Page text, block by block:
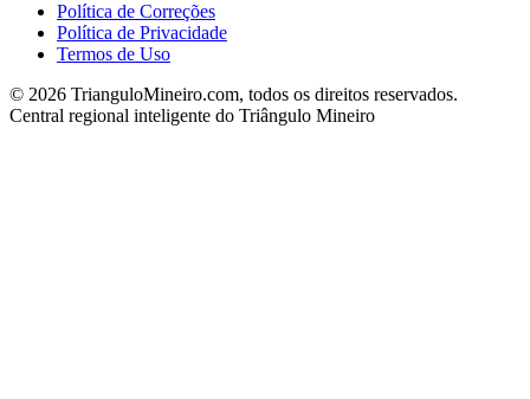
Política de Correções
Política de Privacidade
Termos de Uso
© 2026 TrianguloMineiro.com, todos os direitos reservados.
Central regional inteligente do Triângulo Mineiro